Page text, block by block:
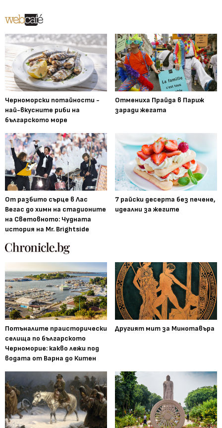
Черноморски потайности -
най-вкусните риби на
българското море
Отмениха Прайда в Париж
заради жегата
От разбито сърце в Лас
Вегас до химн на стадионите
на Световното: Чудната
история на Mr. Brightside
7 райски десерта без печене,
идеални за жегите
Потъналите праисторически
селища по българското
Черноморие: какво лежи под
водата от Варна до Китен
Другият мит за Минотавъра